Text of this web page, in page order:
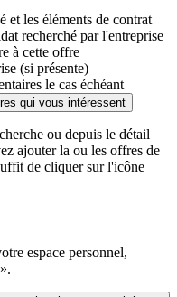
et les éléments de contrat
recherché par l'entreprise
à cette offre
(si présente)
le cas échéant
qui vous intéressent
ou depuis le détail
ajouter la ou les offres de
de cliquer sur l'icône
espace personnel,